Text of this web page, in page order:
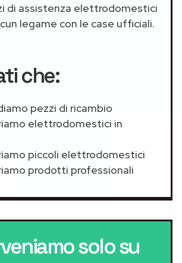
di assistenza elettrodomestici
legame con le case ufficiali.
che:
pezzi di ricambio
elettrodomestici in
piccoli elettrodomestici
prodotti professionali
solo su